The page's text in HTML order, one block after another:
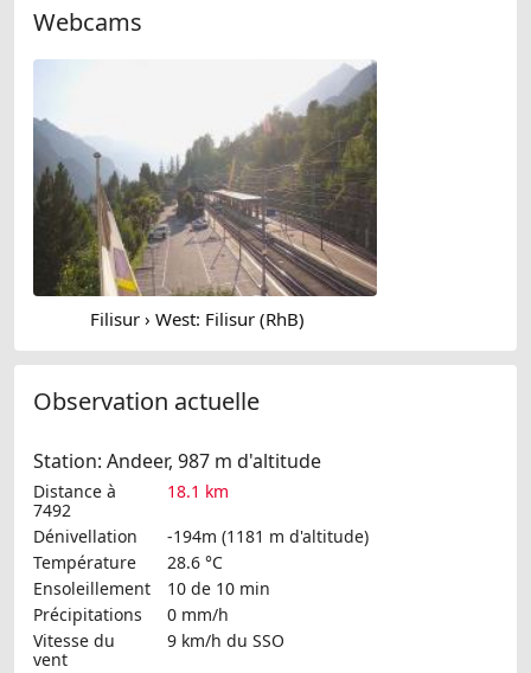
Webcams
Filisur › West: Filisur (RhB)
Observation actuelle
Station: Andeer, 987 m d'altitude
Distance à
7492
18.1 km
Dénivellation
-194m (1181 m d'altitude)
Température
28.6 °C
Ensoleillement
10 de 10 min
Précipitations
0 mm/h
Vitesse du
vent
9 km/h du SSO